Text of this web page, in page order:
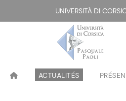
UNIVERSITÀ DI
ACTUALITÉS